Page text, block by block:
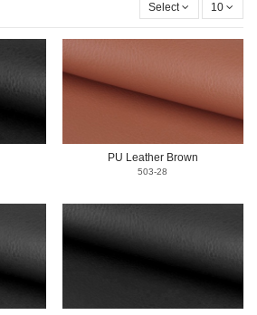
Select 10
PU Leather Brown
503-28